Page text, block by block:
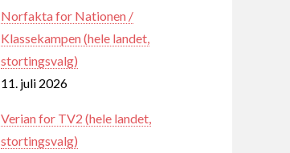
Norfakta for Nationen /
Klassekampen (hele landet,
stortingsvalg)
11. juli 2026
Verian for TV2 (hele landet,
stortingsvalg)